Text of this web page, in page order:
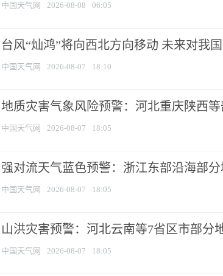
中国天气网 2026-08-08 06:05
台风“灿鸿”将向西北方向移动 未来对我
中国天气网 2026-08-07 18:10
地质灾害气象风险预警：河北重庆陕西
中国天气网 2026-08-07 18:05
强对流天气蓝色预警：浙江东部沿海部分
中国天气网 2026-08-07 18:05
山洪灾害预警：河北云南等7省区市部分
中国天气网 2026-08-07 18:05